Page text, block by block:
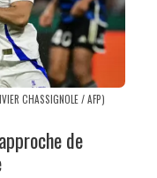
CHASSIGNOLE / AFP)
de